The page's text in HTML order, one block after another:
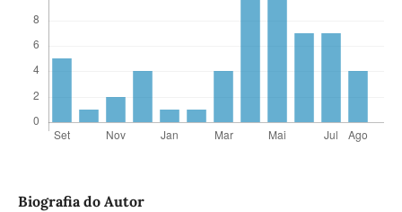
Biografia do Autor